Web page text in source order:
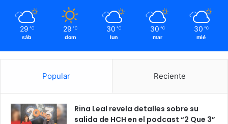
tráfico de sustancias prohibidas. Los 104 bienes
incautados serán transferidos formalmente a la Oficina de
Administradora de Bienes Incautados (OABI) para su
respectiva custodia y manejo técnico mientras se evacúan
competentes, donde la defensa de los implicados deberá
activos pasarán definitivamente a favor del Estado de
Honduras.
29 ℃
sáb
29 ℃
dom
30 ℃
lun
30 ℃
mar
30 ℃
mié
Popular Reciente
Rina Leal revela detalles sobre su
salida de HCH en el podcast “2 Que 3”